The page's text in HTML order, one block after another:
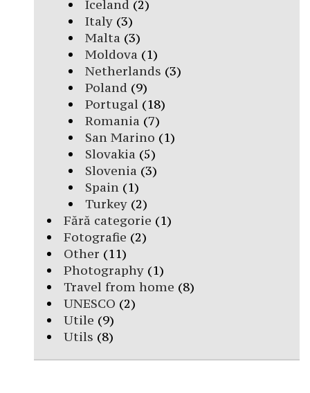
Iceland (2)
Italy(3)
Malta (3)
Moldova (1)
Netherlands (3)
Poland (9)
Portugal(18)
Romania (7)
San Marino (1)
Slovakia (5)
Slovenia (3)
Spain(1)
Turkey(2)
Fără categorie (1)
Fotografie (2)
Other (11)
Photography (1)
Travel from home (8)
UNESCO (2)
Utile (9)
Utils (8)